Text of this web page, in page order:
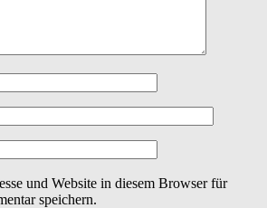
und Website in diesem Browser für
speichern.